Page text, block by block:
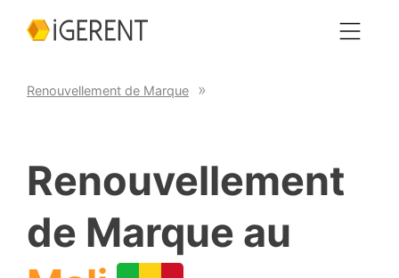
Renouvellement de Marque
Renouvellement
de Marque au